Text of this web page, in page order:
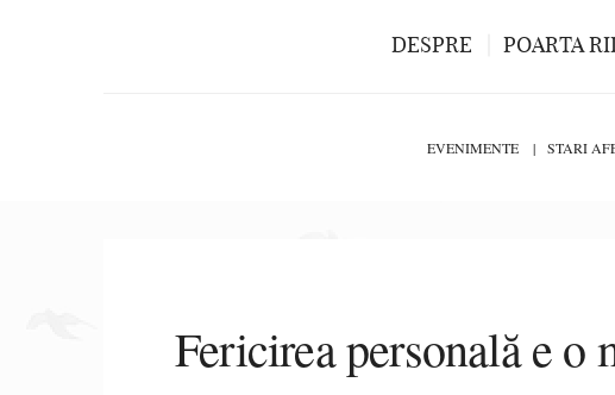
DESPRE POARTA
EVENIMENTE STARI
Fericirea personală e o